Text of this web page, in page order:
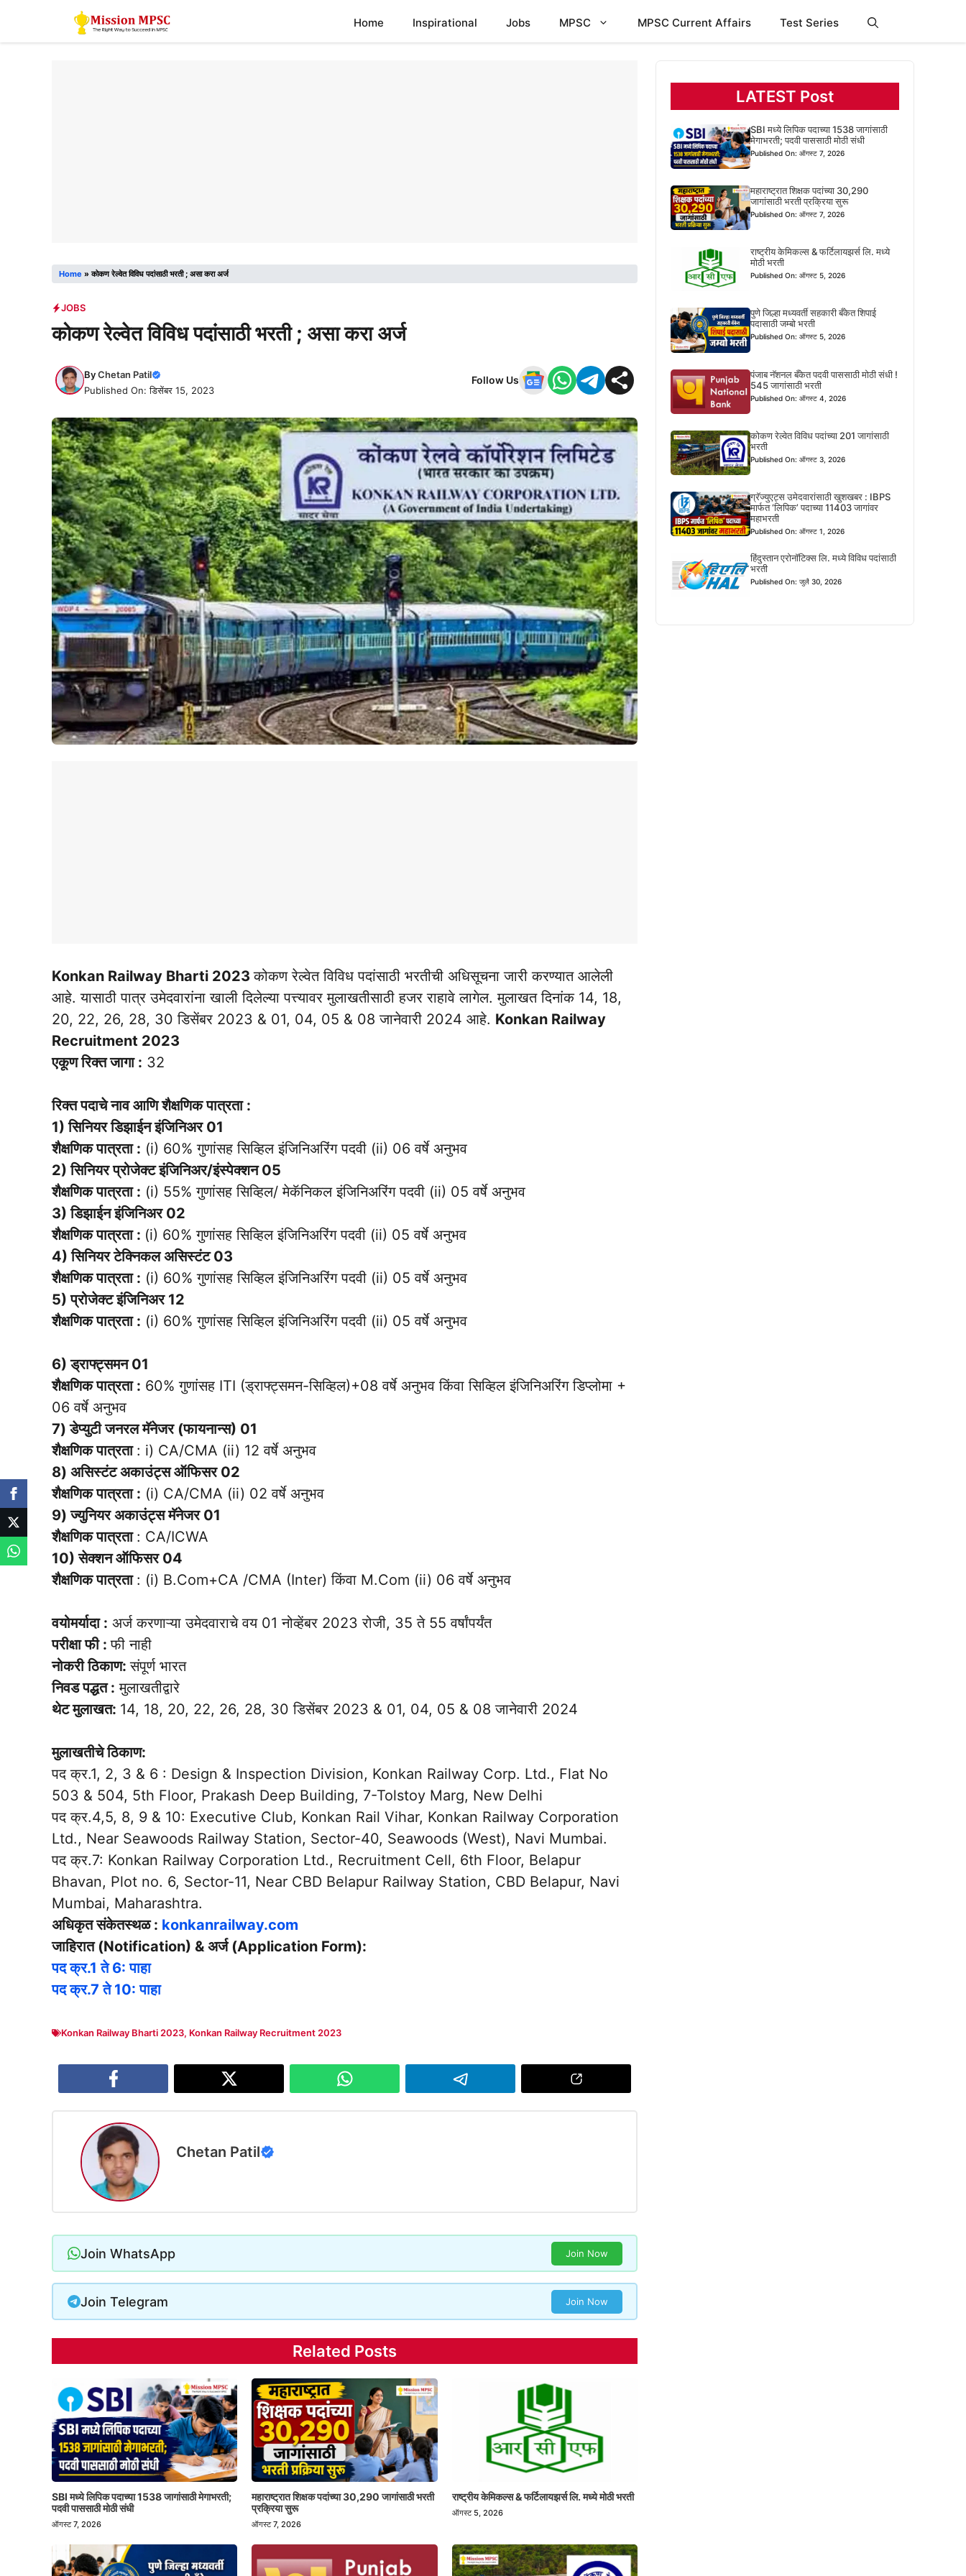
Home Inspirational Jobs MPSC MPSC Current Affairs Test Series
Home »कोकण रेल्वेत विविध पदांसाठी भरती ; असा करा अर्ज
JOBS
कोकण रेल्वेत विविध पदांसाठी भरती ; असा करा अर्ज
ByChetan Patil
Published On: डिसेंबर 15, 2023
Follow Us
Konkan Railway Bharti 2023कोकण रेल्वेत विविध पदांसाठी भरतीची अधिसूचना जारी करण्यात आलेली
आहे. यासाठी पात्र उमेदवारांना खाली दिलेल्या पत्त्यावर मुलाखतीसाठी हजर राहावे लागेल. मुलाखत दिनांक 14, 18,
20, 22, 26, 28, 30 डिसेंबर 2023 & 01, 04, 05 & 08 जानेवारी 2024 आहे. Konkan Railway
Recruitment 2023
एकूण रिक्त जागा : 32
रिक्त पदाचे नाव आणि शैक्षणिक पात्रता :
1) सिनियर डिझाईन इंजिनिअर 01
शैक्षणिक पात्रता : (i) 60% गुणांसह सिव्हिल इंजिनिअरिंग पदवी (ii) 06 वर्षे अनुभव
2) सिनियर प्रोजेक्ट इंजिनिअर/इंस्पेक्शन 05
शैक्षणिक पात्रता : (i) 55% गुणांसह सिव्हिल/ मेकॅनिकल इंजिनिअरिंग पदवी (ii) 05 वर्षे अनुभव
3) डिझाईन इंजिनिअर 02
शैक्षणिक पात्रता : (i) 60% गुणांसह सिव्हिल इंजिनिअरिंग पदवी (ii) 05 वर्षे अनुभव
4) सिनियर टेक्निकल असिस्टंट 03
शैक्षणिक पात्रता : (i) 60% गुणांसह सिव्हिल इंजिनिअरिंग पदवी (ii) 05 वर्षे अनुभव
5) प्रोजेक्ट इंजिनिअर 12
शैक्षणिक पात्रता : (i) 60% गुणांसह सिव्हिल इंजिनिअरिंग पदवी (ii) 05 वर्षे अनुभव
6) ड्राफ्ट्समन 01
शैक्षणिक पात्रता : 60% गुणांसह ITI (ड्राफ्ट्समन-सिव्हिल)+08 वर्षे अनुभव किंवा सिव्हिल इंजिनिअरिंग डिप्लोमा +
06 वर्षे अनुभव
7) डेप्युटी जनरल मॅनेजर (फायनान्स) 01
शैक्षणिक पात्रता : i) CA/CMA (ii) 12 वर्षे अनुभव
8) असिस्टंट अकाउंट्स ऑफिसर 02
शैक्षणिक पात्रता : (i) CA/CMA (ii) 02 वर्षे अनुभव
9) ज्युनियर अकाउंट्स मॅनेजर 01
शैक्षणिक पात्रता : CA/ICWA
10) सेक्शन ऑफिसर 04
शैक्षणिक पात्रता : (i) B.Com+CA /CMA (Inter) किंवा M.Com (ii) 06 वर्षे अनुभव
वयोमर्यादा : अर्ज करणाऱ्या उमेदवाराचे वय 01 नोव्हेंबर 2023 रोजी, 35 ते 55 वर्षांपर्यंत
परीक्षा फी :फी नाही
नोकरी ठिकाण:संपूर्ण भारत
निवड पद्धत : मुलाखतीद्वारे
थेट मुलाखत: 14, 18, 20, 22, 26, 28, 30 डिसेंबर 2023 & 01, 04, 05 & 08 जानेवारी 2024
मुलाखतीचे ठिकाण:
पद क्र.1, 2, 3 & 6 : Design & Inspection Division, Konkan Railway Corp. Ltd., Flat No
503 & 504, 5th Floor, Prakash Deep Building, 7-Tolstoy Marg, New Delhi
पद क्र.4,5, 8, 9 & 10: Executive Club, Konkan Rail Vihar, Konkan Railway Corporation
Ltd., Near Seawoods Railway Station, Sector-40, Seawoods (West), Navi Mumbai.
पद क्र.7: Konkan Railway Corporation Ltd., Recruitment Cell, 6th Floor, Belapur
Bhavan, Plot no. 6, Sector-11, Near CBD Belapur Railway Station, CBD Belapur, Navi
Mumbai, Maharashtra.
अधिकृत संकेतस्थळ : konkanrailway.com
जाहिरात (Notification) & अर्ज (Application Form):
पद क्र.1 ते 6: पाहा
पद क्र.7 ते 10: पाहा
Konkan Railway Bharti 2023, Konkan Railway Recruitment 2023
Chetan Patil
Join WhatsApp Join Now
Join Telegram Join Now
Related Posts
SBI मध्ये लिपिक पदाच्या 1538 जागांसाठी मेगाभरती;
पदवी पाससाठी मोठी संधी
ऑगस्ट 7, 2026
महाराष्ट्रात शिक्षक पदांच्या 30,290 जागांसाठी भरती
प्रक्रिया सुरू
ऑगस्ट 7, 2026
राष्ट्रीय केमिकल्स & फर्टिलायझर्स लि. मध्ये मोठी भरती
ऑगस्ट 5, 2026
LATEST Post
SBI मध्ये लिपिक पदाच्या 1538 जागांसाठी
मेगाभरती; पदवी पाससाठी मोठी संधी
Published On: ऑगस्ट 7, 2026
महाराष्ट्रात शिक्षक पदांच्या 30,290
जागांसाठी भरती प्रक्रिया सुरू
Published On: ऑगस्ट 7, 2026
राष्ट्रीय केमिकल्स & फर्टिलायझर्स लि. मध्ये
मोठी भरती
Published On: ऑगस्ट 5, 2026
पुणे जिल्हा मध्यवर्ती सहकारी बँकेत शिपाई
पदासाठी जम्बो भरती
Published On: ऑगस्ट 5, 2026
पंजाब नॅशनल बँकेत पदवी पाससाठी मोठी संधी !
545 जागांसाठी भरती
Published On: ऑगस्ट 4, 2026
कोकण रेल्वेत विविध पदांच्या 201 जागांसाठी
भरती
Published On: ऑगस्ट 3, 2026
ग्रॅज्युएट्स उमेदवारांसाठी खुशखबर : IBPS
मार्फत ‘लिपिक’ पदाच्या 11403 जागांवर
महाभरती
Published On: ऑगस्ट 1, 2026
हिंदुस्तान एरोनॉटिक्स लि. मध्ये विविध पदांसाठी
भरती
Published On: जुलै 30, 2026